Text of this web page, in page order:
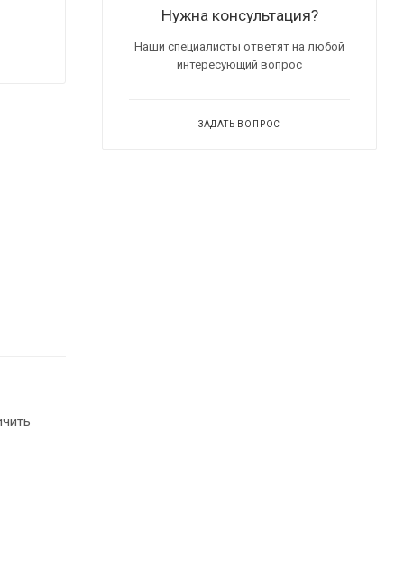
Нужна консультация?
Наши специалисты ответят на любой
интересующий вопрос
ЗАДАТЬ ВОПРОС